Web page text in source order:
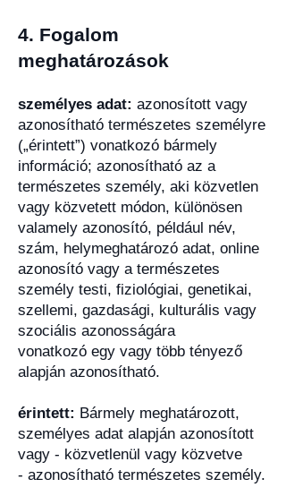
4. Fogalom
meghatározások
személyes adat: azonosított vagy
azonosítható természetes személyre
(„érintett”) vonatkozó bármely
információ; azonosítható az a
természetes személy, aki közvetlen
vagy közvetett módon, különösen
valamely azonosító, például név,
szám, helymeghatározó adat, online
azonosító vagy a természetes
személy testi, fiziológiai, genetikai,
szellemi, gazdasági, kulturális vagy
szociális azonosságára
vonatkozó egy vagy több tényező
alapján azonosítható.
érintett: Bármely meghatározott,
személyes adat alapján azonosított
vagy - közvetlenül vagy közvetve
- azonosítható természetes személy.